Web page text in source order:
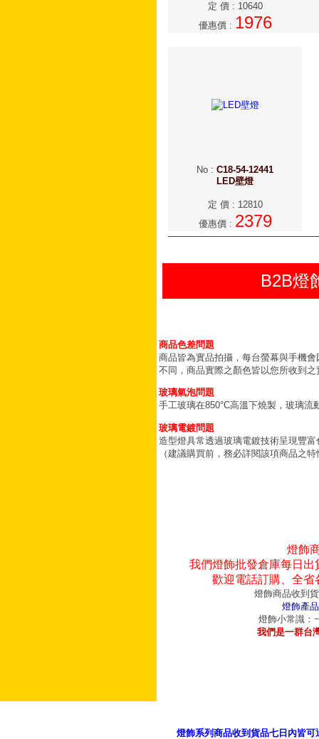
定 價: 10640
優惠價: 1976
No : C18-54-12441
LED壁燈
定 價: 12810
優惠價: 2379
B2B燈
商品色差問題
商品皆為實品拍攝，每台螢幕與手機
不同，商品實際之顏色皆以您所收到之
玻璃氣泡問題
手工玻璃在850°C高溫下燒製，玻璃
玻璃電鍍問題
造型燈具常透過玻璃電鍍技術呈現豐
（建議購買前，務必詳閱該項商品之
燈飾
我們燈飾批發倉庫每日
歡迎電話訂購、全
燈飾商品收到
燈飾產
燈飾小常識：
我們是一群台
燈飾系列商品收到貨品七日內皆